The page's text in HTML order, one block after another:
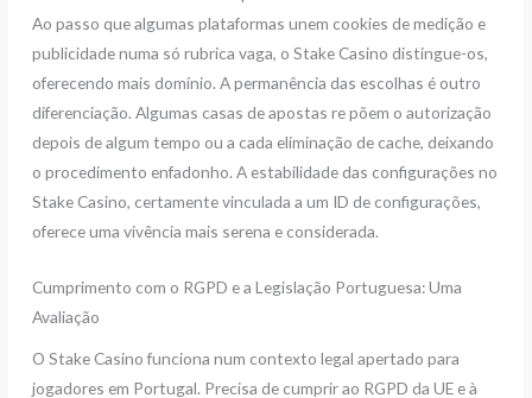
Ao passo que algumas plataformas unem cookies de medição e
publicidade numa só rubrica vaga, o Stake Casino distingue-os,
oferecendo mais domínio. A permanência das escolhas é outro
diferenciação. Algumas casas de apostas re põem o autorização
depois de algum tempo ou a cada eliminação de cache, deixando
o procedimento enfadonho. A estabilidade das configurações no
Stake Casino, certamente vinculada a um ID de configurações,
oferece uma vivência mais serena e considerada.
Cumprimento com o RGPD e a Legislação Portuguesa: Uma
Avaliação
O Stake Casino funciona num contexto legal apertado para
jogadores em Portugal. Precisa de cumprir ao RGPD da UE e à